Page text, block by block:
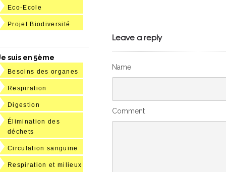
Leave a reply
Name
Comment
Eco-Ecole
Projet Biodiversité
suis en 5ème
Besoins des organes
Respiration
Digestion
Élimination des
déchets
Circulation sanguine
Respiration et milieux